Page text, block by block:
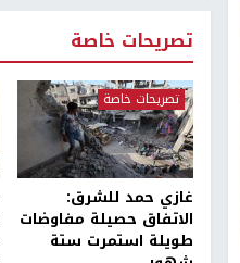
تصريحات خاصة
تصريحات خاصة
غازي حمد للشرق:
الاتفاق حصيلة مفاوضات
طويلة استمرت ستة